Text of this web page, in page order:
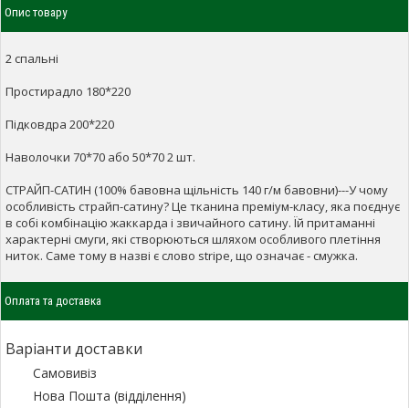
Опис товару
2 спальні
Простирадло 180*220
Підковдра 200*220
Наволочки 70*70 або 50*70 2 шт.
СТРАЙП-САТИН (100% бавовна щільність 140 г/м бавовни)---У чому
особливість страйп-сатину? Це тканина преміум-класу, яка поєднує
в собі комбінацію жаккарда і звичайного сатину. Їй притаманні
характерні смуги, які створюються шляхом особливого плетіння
ниток. Саме тому в назві є слово stripe, що означає - смужка.
Оплата та доставка
Варіанти доставки
Самовивіз
Нова Пошта (відділення)